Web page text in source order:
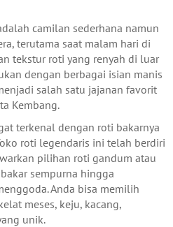
camilan sederhana namun
terutama saat malam hari di
tekstur roti yang renyah di luar
dengan berbagai isian manis
salah satu jajanan favorit
Kembang.
terkenal dengan roti bakarnya
roti legendaris ini telah berdiri
pilihan roti gandum atau
sempurna hingga
Anda bisa memilih
meses, keju, kacang,
unik.